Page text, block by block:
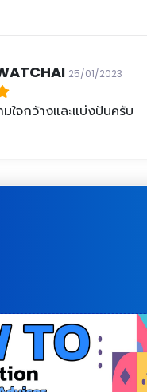
25/01/2023
ใจกว้างและแบ่งปันครับ